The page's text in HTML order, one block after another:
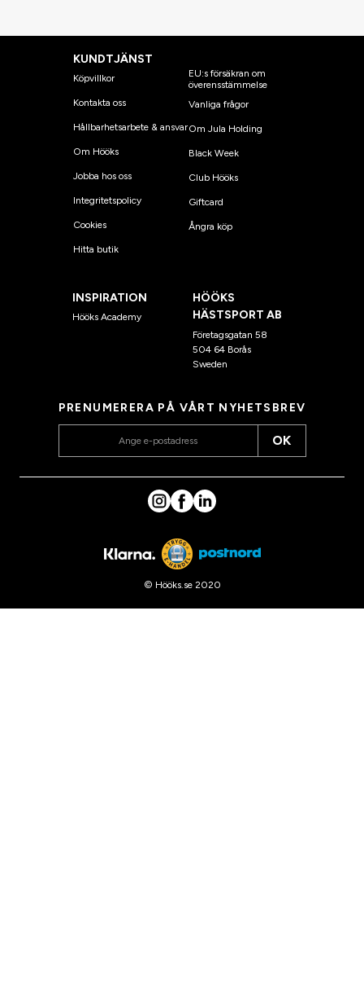
KUNDTJÄNST
Köpvillkor
Kontakta oss
Hållbarhetsarbete & ansvar
Om Hööks
Jobba hos oss
Integritetspolicy
Cookies
Hitta butik
EU:s försäkran om
överensstämmelse
Vanliga frågor
Om Jula Holding
Black Week
Club Hööks
Giftcard
Ångra köp
INSPIRATION
Hööks Academy
HÖÖKS
HÄSTSPORT AB
Företagsgatan 58
504 64 Borås
Sweden
PRENUMERERA PÅ VÅRT NYHETSBREV
OK
© Hööks.se 2020